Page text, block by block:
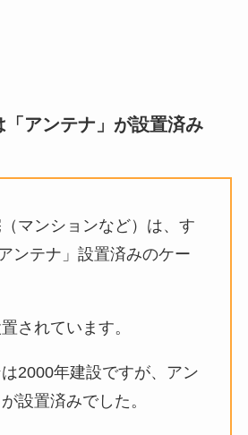
アンテナ」が設置済み
マンションなど）は、す
ンテナ」設置済みのケー
されています。
2000年建設ですが、アン
設置済みでした。